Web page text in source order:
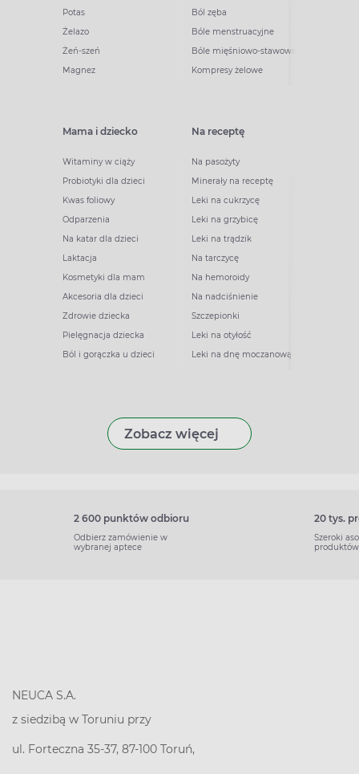
Potas
Żelazo
Żeń-szeń
Magnez
Ból zęba
Bóle menstruacyjne
Bóle mięśniowo-stawowe
Kompresy żelowe
Mama i dziecko
Witaminy w ciąży
Probiotyki dla dzieci
Kwas foliowy
Odparzenia
Na katar dla dzieci
Laktacja
Kosmetyki dla mam
Akcesoria dla dzieci
Zdrowie dziecka
Pielęgnacja dziecka
Ból i gorączka u dzieci
Na receptę
Na pasożyty
Minerały na receptę
Leki na cukrzycę
Leki na grzybicę
Leki na trądzik
Na tarczycę
Na hemoroidy
Na nadciśnienie
Szczepionki
Leki na otyłość
Leki na dnę moczanową
Zobacz więcej
2 600 punktów odbioru
Odbierz zamówienie w
wybranej aptece
20 tys.
Szeroki
produktów
NEUCA S.A.
z siedzibą w Toruniu przy
ul. Forteczna 35-37, 87-100 Toruń,